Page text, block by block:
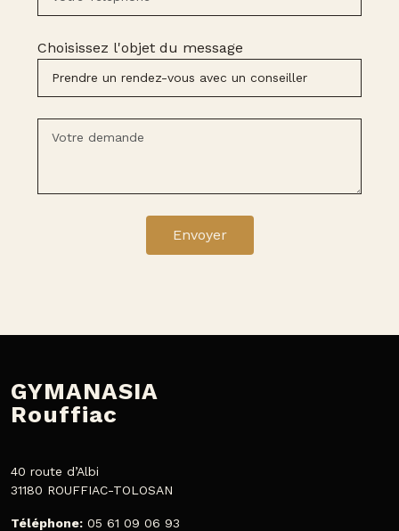
Choisissez l'objet du message
Envoyer
GYMANASIA
Rouffiac
40 route d’Albi
31180 ROUFFIAC-TOLOSAN
Téléphone: 05 61 09 06 93